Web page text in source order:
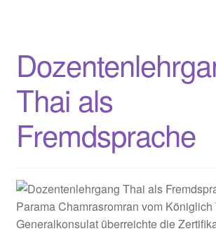
für
Thai-
Lehrer/-
innen
Thai als
Fremdsprache